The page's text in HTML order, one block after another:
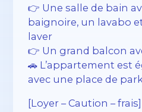
👉 Une salle de bain
baignoire, un lavabo
laver
👉 Un grand balcon
🚗 L’appartement est
avec une place de
[Loyer – Caution – frais]